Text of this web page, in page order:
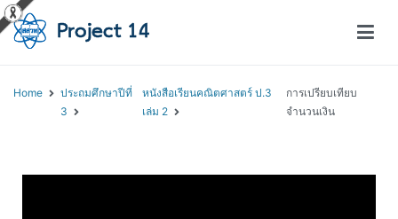
Home
ประถมศึกษาปีที่
3
หนังสือเรียนคณิตศาสตร์ ป.3
เล่ม 2
การเปรียบเทียบ
จำนวนเงิน